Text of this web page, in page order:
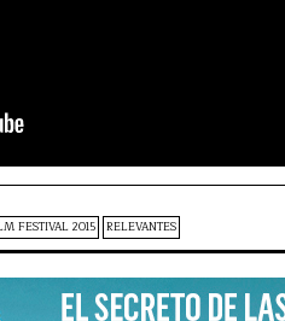
FESTIVAL 2015 RELEVANTES